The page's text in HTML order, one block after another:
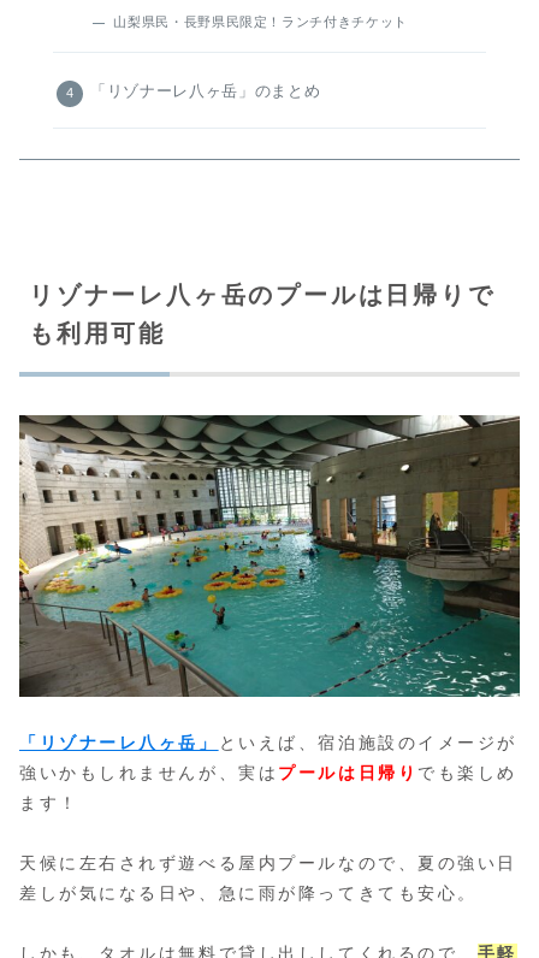
山梨県民・長野県民限定！ランチ付きチケット
「リゾナーレ八ヶ岳」のまとめ
リゾナーレ八ヶ岳のプールは日帰りで
も利用可能
「リゾナーレ八ヶ岳」
といえば、宿泊施設のイメージが
強いかもしれませんが、実は プールは日帰り でも楽しめ
ます！
天候に左右されず遊べる屋内プールなので、夏の強い日
差しが気になる日や、急に雨が降ってきても安心。
しかも、タオルは無料で貸し出ししてくれるので、 手軽